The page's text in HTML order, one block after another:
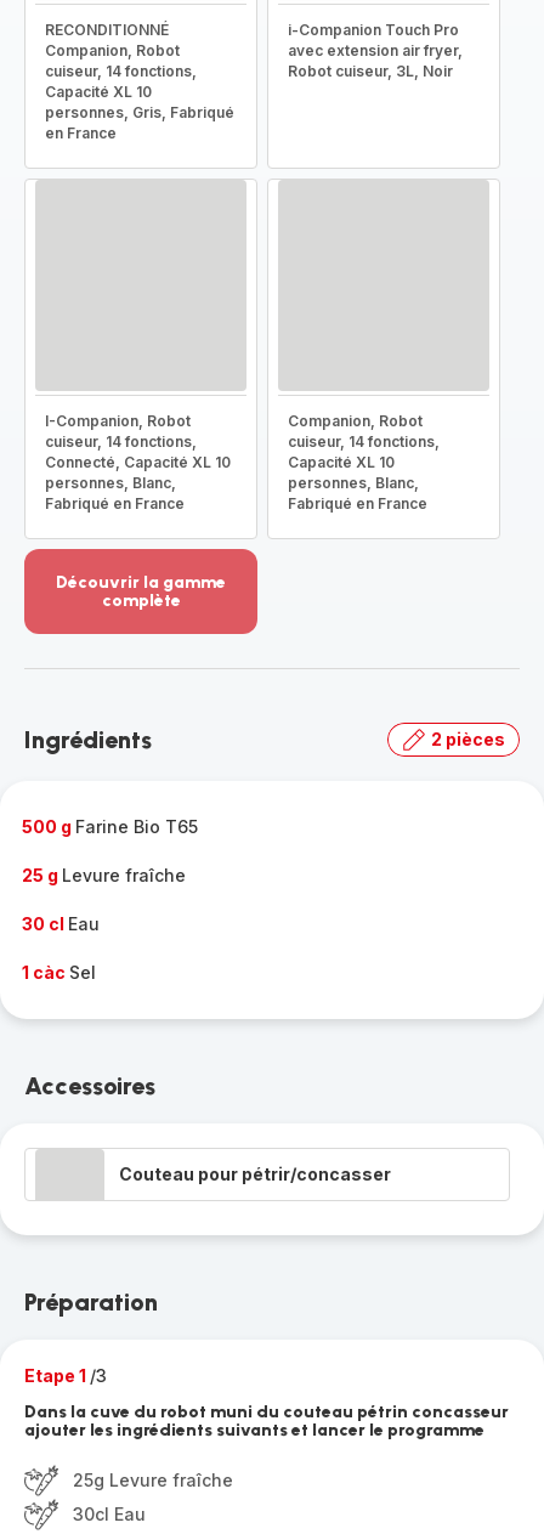
RECONDITIONNÉ
Companion, Robot
cuiseur, 14 fonctions,
Capacité XL 10
personnes, Gris, Fabriqué
en France
i-Companion Touch Pro
avec extension air fryer,
Robot cuiseur, 3L, Noir
I-Companion, Robot
cuiseur, 14 fonctions,
Connecté, Capacité XL 10
personnes, Blanc,
Fabriqué en France
Companion, Robot
cuiseur, 14 fonctions,
Capacité XL 10
personnes, Blanc,
Fabriqué en France
Découvrir la gamme
complète
-
gamme
Ingrédients 2 pièces
500 g Farine Bio T65
25 g Levure fraîche
30 cl Eau
1 càc Sel
Accessoires
Couteau pour pétrir/concasser
Préparation
Etape 1 /3
Dans la cuve du robot muni du couteau pétrin concasseur
ajouter les ingrédients suivants et lancer le programme
25g Levure fraîche
30cl Eau